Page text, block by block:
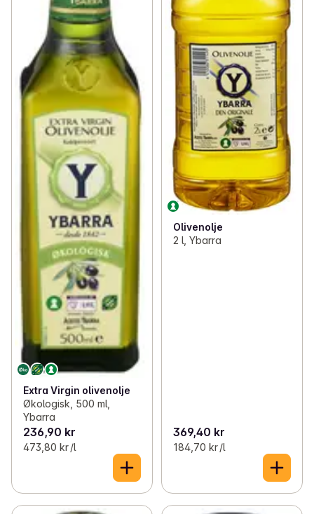
Extra Virgin olivenolje
Økologisk, 500 ml,
Ybarra
236,90 kr
473,80 kr /l
Olivenolje
2 l, Ybarra
369,40 kr
184,70 kr /l